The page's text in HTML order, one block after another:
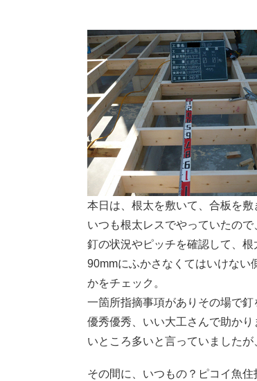
本日は、根太を敷いて、合板を敷
いつも根太レスでやっていたので
釘の状況やピッチを確認して、根
90mmにふかさなくてはいけない
かをチェック。
一箇所指摘事項がありその場で釘
優秀優秀、いい大工さんで助か
いところ多いと言っていました
その間に、いつもの？ピコイ魚住